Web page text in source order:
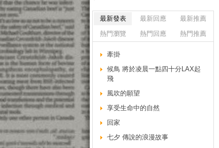
最新發表 最新回應
最新推薦
熱門瀏覽
熱門回應 熱門推薦
牽掛
候鳥 將於凌晨一點四十分LAX起
飛
風吹的願望
享受生命中的自然
回家
七夕 傳說的浪漫故事